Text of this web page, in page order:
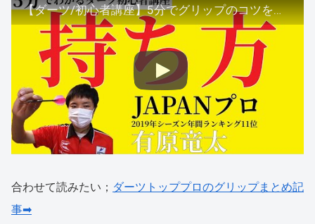
【ダーツ/初心者講座】5分でグリップのコツを教えます！プロダーツプレイヤー有原竜太が実体験を踏まえて解説。
合わせて読みたい； ダーツトッププロのグリップまとめ記
事➡